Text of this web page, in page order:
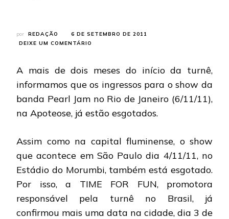
por REDAÇÃO
6 DE SETEMBRO DE 2011
DEIXE UM COMENTÁRIO
INGRESSOS
O
SHOW
RIO
JA
ESTÃO
A mais de dois meses do início da turnê,
informamos que os ingressos para o show da
banda Pearl Jam no Rio de Janeiro (6/11/11),
na Apoteose, já estão esgotados.
Assim como na capital fluminense, o show
que acontece em São Paulo dia 4/11/11, no
Estádio do Morumbi, também está esgotado.
Por isso, a TIME FOR FUN, promotora
responsável pela turnê no Brasil, já
confirmou mais uma data na cidade, dia 3 de